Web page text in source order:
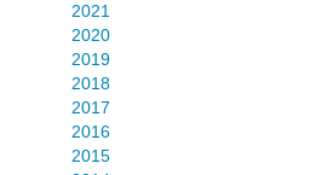
2021
2020
2019
2018
2017
2016
2015